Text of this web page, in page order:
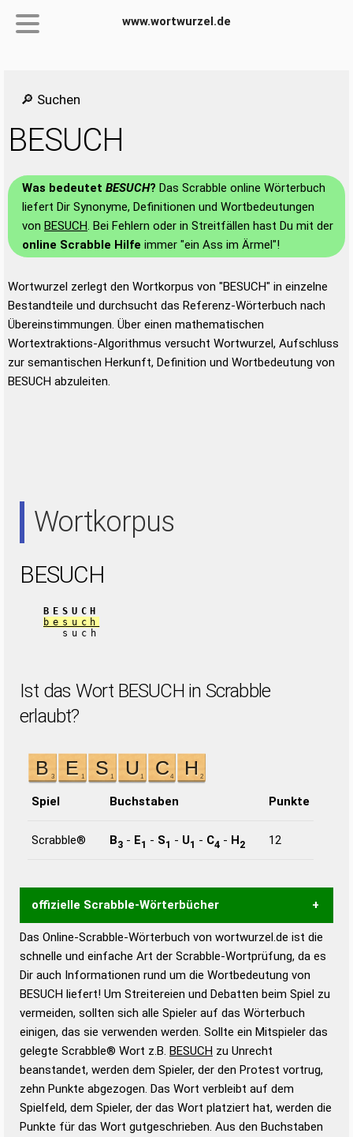
www.wortwurzel.de
🔎 Suchen
BESUCH
Was bedeutet BESUCH? Das Scrabble online Wörterbuch
liefert Dir Synonyme, Definitionen und Wortbedeutungen
von BESUCH. Bei Fehlern oder in Streitfällen hast Du mit der
online Scrabble Hilfe immer "ein Ass im Ärmel"!
Wortwurzel zerlegt den Wortkorpus von "BESUCH" in einzelne
Bestandteile und durchsucht das Referenz-Wörterbuch nach
Übereinstimmungen. Über einen mathematischen
Wortextraktions-Algorithmus versucht Wortwurzel, Aufschluss
zur semantischen Herkunft, Definition und Wortbedeutung von
BESUCH abzuleiten.
Wortkorpus
BESUCH
BESUCH
besuch
such
Ist das Wort BESUCH in Scrabble
erlaubt?
Spiel Buchstaben Punkte
Scrabble® B3 - E1 - S1 - U1 - C4 - H2 12
offizielle Scrabble-Wörterbücher
Wortwurzel liefert mit Hilfe eines semantischen
Wortanalyse-Algorithmus gute Anhaltspunkte zu
Wortbedeutung, Worttrennung und Wortform, um die
Gültigkeit eines Wortes für das Scrabble-Spiel zu
bestimmen!
zugelassene Turnier Scrabble-
Wörterbücher sind:
Duden – Standardwerk in 12 Bänden
Duden – Richtiges und gutes
Deutsch
Das Online-Scrabble-Wörterbuch von wortwurzel.de ist die
schnelle und einfache Art der Scrabble-Wortprüfung, da es
Dir auch Informationen rund um die Wortbedeutung von
BESUCH liefert! Um Streitereien und Debatten beim Spiel zu
vermeiden, sollten sich alle Spieler auf das Wörterbuch
einigen, das sie verwenden werden. Sollte ein Mitspieler das
gelegte Scrabble® Wort z.B. BESUCH zu Unrecht
beanstandet, werden dem Spieler, der den Protest vortrug,
zehn Punkte abgezogen. Das Wort verbleibt auf dem
Spielfeld, dem Spieler, der das Wort platziert hat, werden die
Punkte für das Wort gutgeschrieben. Aus den Buchstaben